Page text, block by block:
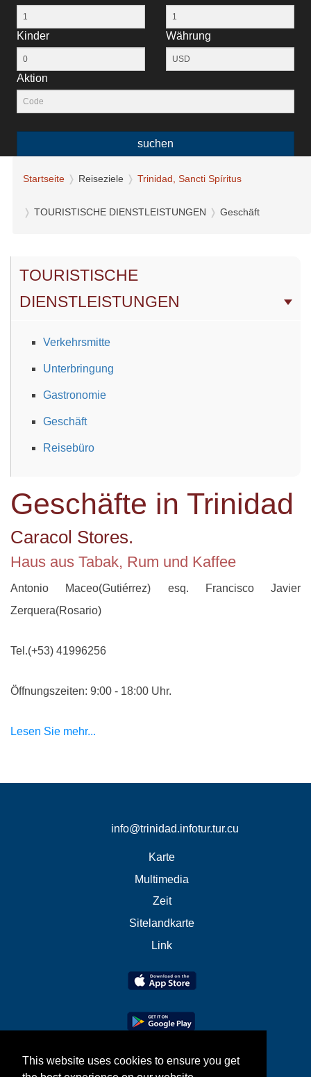
This website uses cookies to ensure you get
Kinder Währung
Aktion
suchen
Startseite Reiseziele Trinidad, Sancti Spíritus
TOURISTISCHE DIENSTLEISTUNGEN Geschäft
TOURISTISCHE
DIENSTLEISTUNGEN
Verkehrsmitte
Unterbringung
Gastronomie
Geschäft
Reisebüro
Geschäfte in Trinidad
Caracol Stores.
Haus aus Tabak, Rum und Kaffee
Antonio Maceo(Gutiérrez) esq. Francisco Javier
Zerquera(Rosario)
Tel.(+53) 41996256
Öffnungszeiten: 9:00 - 18:00 Uhr.
Lesen Sie mehr...
info@trinidad.infotur.tur.cu
Karte
Multimedia
Zeit
Sitelandkarte
Link